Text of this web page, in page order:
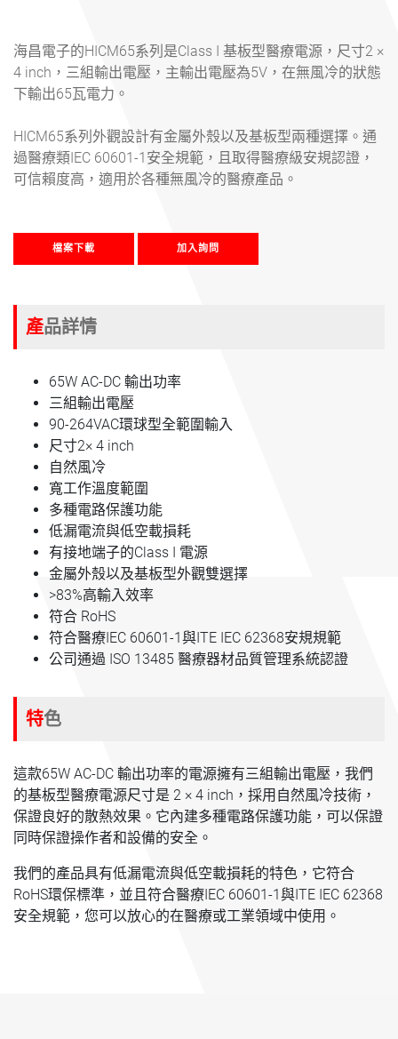
海昌電子的HICM65系列是Class I 基板型醫療電源，尺寸2 ×
4 inch，三組輸出電壓，主輸出電壓為5V，在無風冷的狀態
下輸出65瓦電力。
HICM65系列外觀設計有金屬外殼以及基板型兩種選擇。通
過醫療類IEC 60601-1安全規範，且取得醫療級安規認證，
可信賴度高，適用於各種無風冷的醫療產品。
檔案下載 加入詢問
產品詳情
65W AC-DC 輸出功率
三組輸出電壓
90-264VAC環球型全範圍輸入
尺寸2× 4 inch
自然風冷
寬工作溫度範圍
多種電路保護功能
低漏電流與低空載損耗
有接地端子的Class I 電源
金屬外殼以及基板型外觀雙選擇
>83%高輸入效率
符合 RoHS
符合醫療IEC 60601-1與ITE IEC 62368安規規範
公司通過 ISO 13485 醫療器材品質管理系統認證
特色
這款65W AC-DC 輸出功率的電源擁有三組輸出電壓，我們
的基板型醫療電源尺寸是 2 × 4 inch，採用自然風冷技術，
保證良好的散熱效果。它內建多種電路保護功能，可以保證
同時保證操作者和設備的安全。
我們的產品具有低漏電流與低空載損耗的特色，它符合
RoHS環保標準，並且符合醫療IEC 60601-1與ITE IEC 62368
安全規範，您可以放心的在醫療或工業領域中使用。